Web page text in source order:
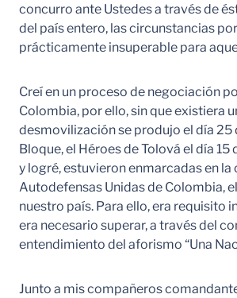
concurro ante Ustedes a través de
del país entero, las circunstancias
prácticamente insuperable para
Creí en un proceso de negociación
Colombia, por ello, sin que existiera
desmovilización se produjo el día 25
Bloque, el Héroes de Tolová el día
y logré, estuvieron enmarcadas en
Autodefensas Unidas de Colombia,
nuestro país. Para ello, era requisito
era necesario superar, a través del
entendimiento del aforismo “Una
Junto a mis compañeros